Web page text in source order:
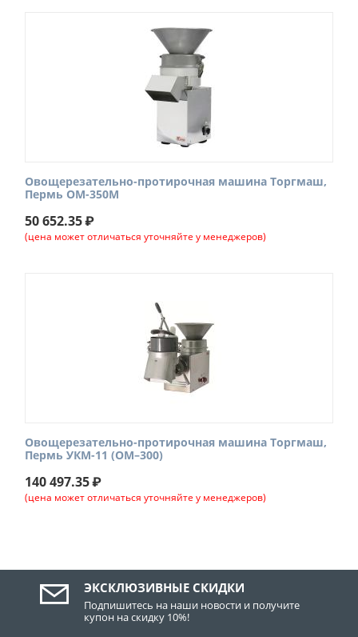
Овощерезательно-протирочная машина Торгмаш,
Пермь ОМ-350М
50 652.35₽
(цена может отличаться уточняйте у менеджеров)
Овощерезательно-протирочная машина Торгмаш,
Пермь УКМ-11 (ОМ–300)
140 497.35₽
(цена может отличаться уточняйте у менеджеров)
ЭКСКЛЮЗИВНЫЕ СКИДКИ
Подпишитесь на наши новости и получите
купон на скидку 10%!